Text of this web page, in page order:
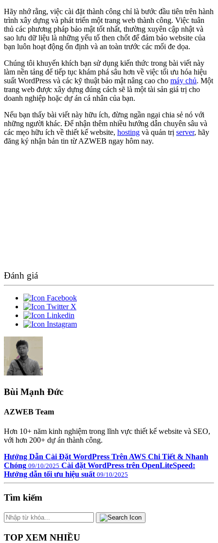
Hãy nhớ rằng, việc cài đặt thành công chỉ là bước đầu tiên trên hành
trình xây dựng và phát triển một trang web thành công. Việc tuân
thủ các phương pháp bảo mật tốt nhất, thường xuyên cập nhật và
sao lưu dữ liệu là những yếu tố then chốt để đảm bảo website của
bạn luôn hoạt động ổn định và an toàn trước các mối đe dọa.
Chúng tôi khuyến khích bạn sử dụng kiến thức trong bài viết này
làm nền tảng để tiếp tục khám phá sâu hơn về việc tối ưu hóa hiệu
suất WordPress và các kỹ thuật bảo mật nâng cao cho máy chủ. Một
trang web được xây dựng đúng cách sẽ là một tài sản giá trị cho
doanh nghiệp hoặc dự án cá nhân của bạn.
Nếu bạn thấy bài viết này hữu ích, đừng ngần ngại chia sẻ nó với
những người khác. Để nhận thêm nhiều hướng dẫn chuyên sâu và
các mẹo hữu ích về thiết kế website, hosting và quản trị server, hãy
đăng ký nhận bản tin từ AZWEB ngay hôm nay.
Đánh giá
Bùi Mạnh Đức
AZWEB Team
Hơn 10+ năm kinh nghiệm trong lĩnh vực thiết kế website và SEO,
với hơn 200+ dự án thành công.
Hướng Dẫn Cài Đặt WordPress Trên AWS Chi Tiết & Nhanh
Chóng 09/10/2025 Cài đặt WordPress trên OpenLiteSpeed:
Hướng dẫn tối ưu hiệu suất 09/10/2025
Tìm kiếm
TOP XEM NHIỀU